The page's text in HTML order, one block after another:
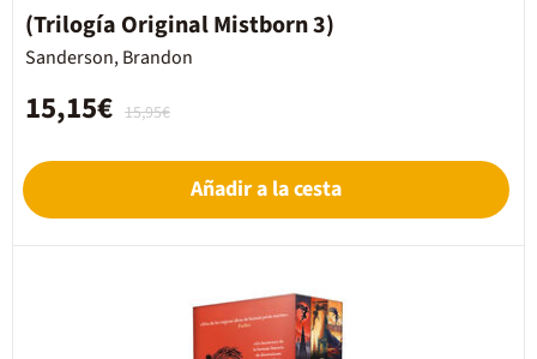
(Trilogía Original Mistborn 3)
Sanderson, Brandon
15,95€
15,15€
Añadir a la cesta